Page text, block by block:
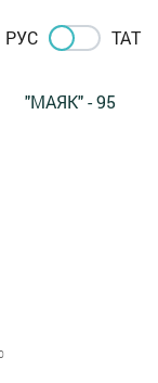
РУС ТАТ
"МАЯК" - 95